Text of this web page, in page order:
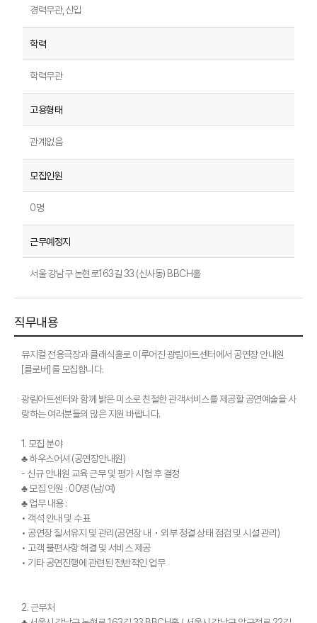
경력무관,신입
학력무관
관계없음
0명
서울 강남구 논현로163길 33 (신사동) BBCH홀
직무내용
뮤지컬 전용극장과 클래식홀로 이루어진 광림아트센터에서 공연장 안내원
[클로버]를 모집합니다.
광림아트센터와 함께 밝은 미소로 친절한 관객서비스를 제공할 공연예술을 사
랑하는 여러분들의 많은 지원 바랍니다.
1. 모집 분야
♣ 하우스어셔 (공연장안내원)
- 신규 안내원 교육 근무 및 평가 시험 후 결정
♣ 모집 인원 : 00명 (남/여)
♣ 업무 내용 :
• 객석 안내 및 수표
• 공연장 질서유지 및 관리(공연장 내・외부 청결 상태 점검 및 시설 관리)
• 고객 불편사항 해결 및 서비스 제공
• 기타 공연진행에 관련된 전반적인 업무
2. 근무처